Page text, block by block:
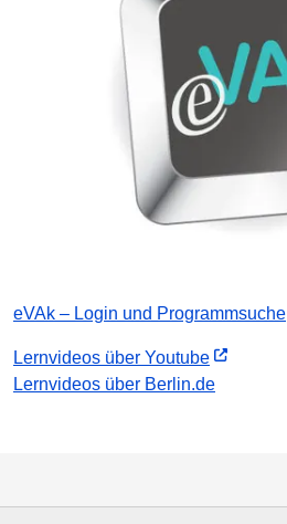
eVAk – Login und Programmsuche
Lernvideos über Youtube
Lernvideos über Berlin.de